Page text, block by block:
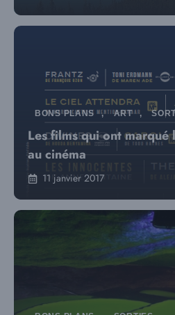
BONS PLANS , ART ,
Les films qui ont marqué
au cinéma
11 janvier 2017